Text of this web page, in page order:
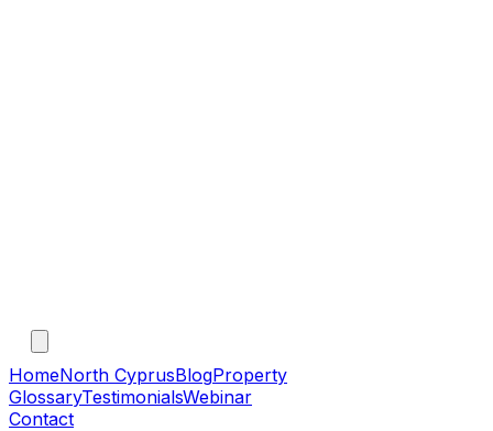
HomeNorth CyprusBlogProperty
GlossaryTestimonialsWebinar
Contact